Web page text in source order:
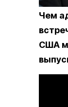
Чем
США